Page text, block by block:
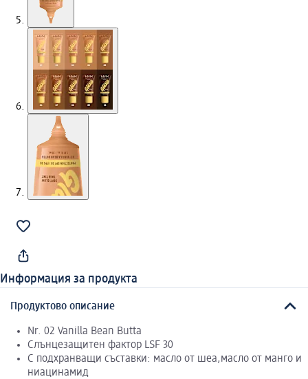
Информация за продукта
Продуктово описание
Nr. 02 Vanilla Bean Butta
Слънцезащитен фактор LSF 30
С подхранващи съставки: масло от шеа,масло от манго и
ниацинамид